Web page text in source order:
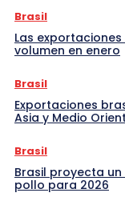
Brasil
Las
volumen en enero
Brasil
Exportaciones
Asia y Medio
Brasil
Brasil proyecta
pollo para 2026